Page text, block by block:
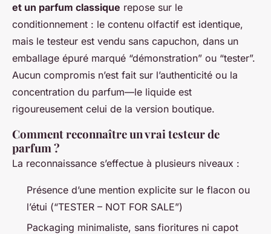
et un parfum classique repose sur le
conditionnement : le contenu olfactif est identique,
mais le testeur est vendu sans capuchon, dans un
emballage épuré marqué “démonstration” ou “tester”.
Aucun compromis n’est fait sur l’authenticité ou la
concentration du parfum—le liquide est
rigoureusement celui de la version boutique.
Comment reconnaître un vrai testeur de
parfum ?
La reconnaissance s’effectue à plusieurs niveaux :
Présence d’une mention explicite sur le flacon ou
l’étui (“TESTER – NOT FOR SALE”)
Packaging minimaliste, sans fioritures ni capot